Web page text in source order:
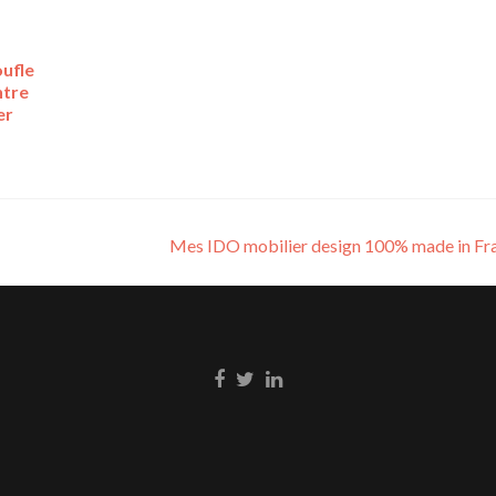
Mes IDO mobilier design 100% made in